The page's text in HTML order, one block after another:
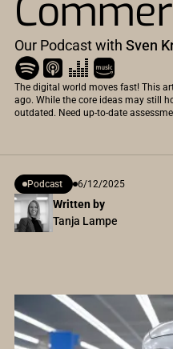
Our Podcast with Sven
The digital world moves fast! This
ago. While the core ideas may still
outdated. Need up-to-date
Written by
Tanja Lampe
Podcast 6/12/2025